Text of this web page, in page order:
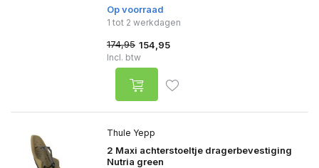
Op voorraad
1 tot 2 werkdagen
174,95 154,95
Incl. btw
Thule Yepp
2 Maxi achterstoeltje dragerbevestiging
Nutria green